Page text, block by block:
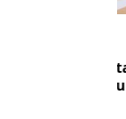
Von digitaler
Steuerung